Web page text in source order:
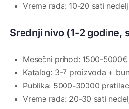
Vreme rada: 10-20 sati
Srednji nivo (1-2 godine,
Mesečni prihod: 1500-5000€
Katalog: 3-7 proizvoda +
Publika: 5000-30000
Vreme rada: 20-30 sati